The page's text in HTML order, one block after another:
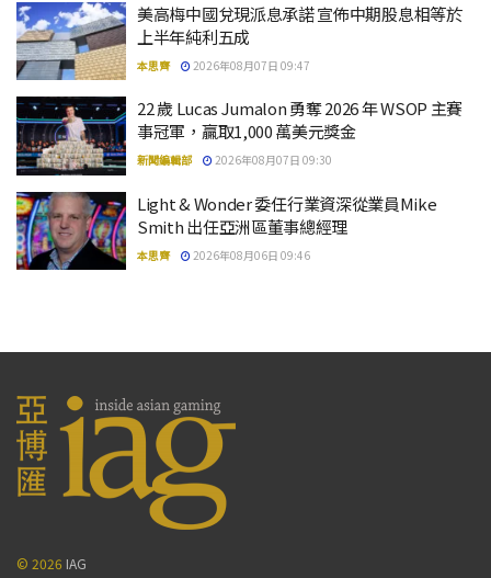
美高梅中國兌現派息承諾 宣佈中期股息相等於
上半年純利五成
本思齊 2026年08月07日 09:47
22 歲 Lucas Jumalon 勇奪 2026 年 WSOP 主賽
事冠軍，贏取1,000 萬美元獎金
新聞編輯部 2026年08月07日 09:30
Light & Wonder 委任行業資深從業員Mike
Smith 出任亞洲區董事總經理
本思齊 2026年08月06日 09:46
© 2026 IAG